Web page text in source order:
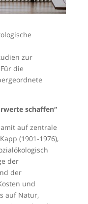
zur
die
schaffen“
auf zentrale
(1901-1976),
der
der
und
auf Natur,